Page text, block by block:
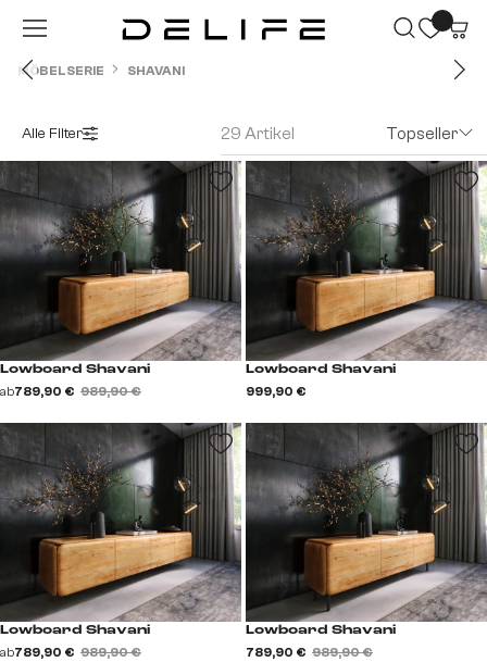
Zum Hauptinhalt springen
MÖBELSERIE SHAVANI
Alle Filter 29 Artikel Topseller
Lowboard Shavani
ab789,90 € 989,90 €
Lowboard Shavani
999,90 €
Lowboard Shavani
ab789,90 € 989,90 €
Lowboard Shavani
789,90 € 989,90 €